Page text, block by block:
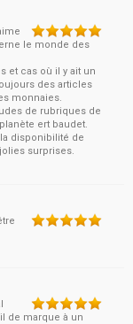
le monde des
et cas où il y ait un
des articles
monnaies.
de rubriques de
ert baudet.
disponibilité de
surprises.
de marque à un